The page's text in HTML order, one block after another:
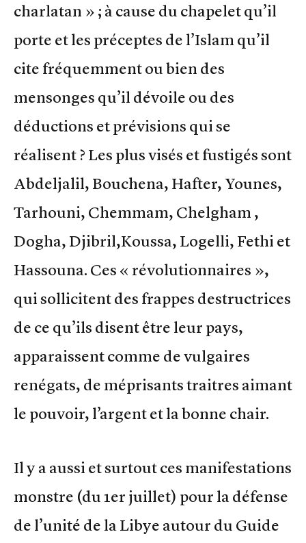
charlatan » ; à cause du chapelet qu’il
porte et les préceptes de l’Islam qu’il
cite fréquemment ou bien des
mensonges qu’il dévoile ou des
déductions et prévisions qui se
réalisent ? Les plus visés et fustigés sont
Abdeljalil, Bouchena, Hafter, Younes,
Tarhouni, Chemmam, Chelgham ,
Dogha, Djibril,Koussa, Logelli, Fethi et
Hassouna. Ces « révolutionnaires »,
qui sollicitent des frappes destructrices
de ce qu’ils disent être leur pays,
apparaissent comme de vulgaires
renégats, de méprisants traitres aimant
le pouvoir, l’argent et la bonne chair.
Il y a aussi et surtout ces manifestations
monstre (du 1er juillet) pour la défense
de l’unité de la Libye autour du Guide